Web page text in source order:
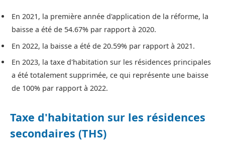
En 2021, la première année d'application de la réforme, la
baisse a été de 54.67% par rapport à 2020.
En 2022, la baisse a été de 20.59% par rapport à 2021.
En 2023, la taxe d'habitation sur les résidences principales
a été totalement supprimée, ce qui représente une baisse
de 100% par rapport à 2022.
Taxe d'habitation sur les résidences
secondaires (THS)